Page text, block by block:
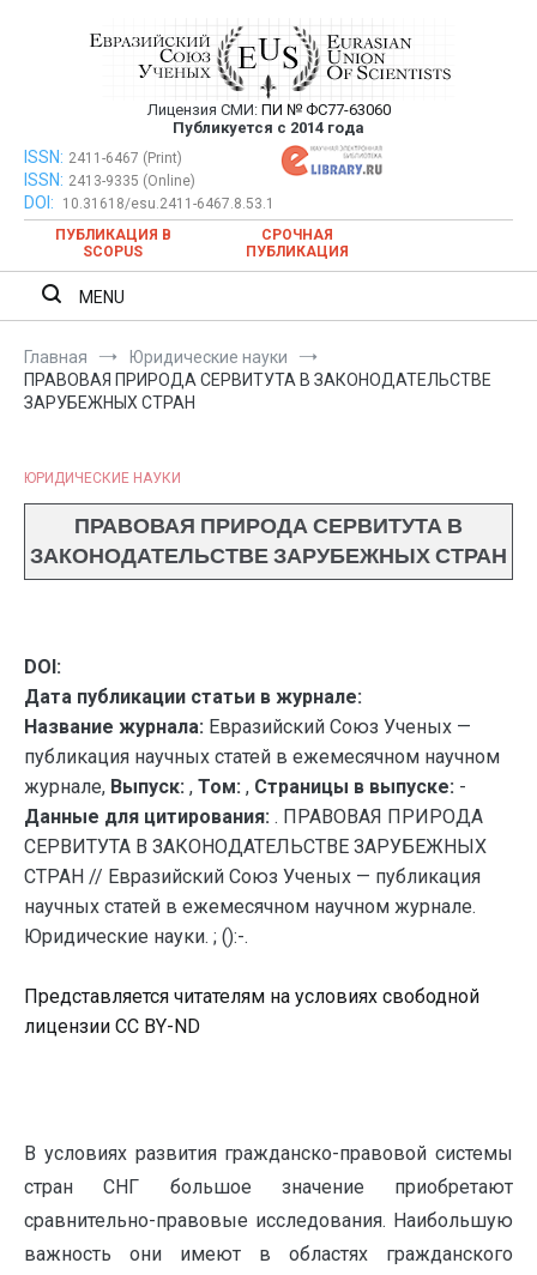
Евразийский Союз Ученых —
публикация научных статей в
ежемесячном научном журнале
Лицензия СМИ: ПИ № ФС77-63060
Публикуется с 2014 года
Евразийский Союз Ученых — публикация научных статей в
ежемесячном научном журнале
ISSN: 2411-6467 (Print)
ISSN: 2413-9335 (Online)
DOI:
10.31618/esu.2411-6467.8.53.1
ПУБЛИКАЦИЯ В
SCOPUS
СРОЧНАЯ
ПУБЛИКАЦИЯ
MENU
Главная
Юридические науки
ПРАВОВАЯ ПРИРОДА СЕРВИТУТА В ЗАКОНОДАТЕЛЬСТВЕ
ЗАРУБЕЖНЫХ СТРАН
ЮРИДИЧЕСКИЕ НАУКИ
ПРАВОВАЯ ПРИРОДА СЕРВИТУТА В
ЗАКОНОДАТЕЛЬСТВЕ ЗАРУБЕЖНЫХ СТРАН
DOI:
Дата публикации статьи в журнале:
Название журнала: Евразийский Союз Ученых —
публикация научных статей в ежемесячном научном
журнале, Выпуск: , Том: , Страницы в выпуске: -
Данные для цитирования: . ПРАВОВАЯ ПРИРОДА
СЕРВИТУТА В ЗАКОНОДАТЕЛЬСТВЕ ЗАРУБЕЖНЫХ
СТРАН // Евразийский Союз Ученых — публикация
научных статей в ежемесячном научном журнале.
Юридические науки. ; ():-.
Представляется читателям на условиях свободной
лицензии CC BY-ND
В условиях развития гражданско-правовой системы
стран СНГ большое значение приобретают
сравнительно-правовые исследования. Наибольшую
важность они имеют в областях гражданского